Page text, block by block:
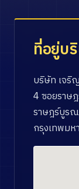
ที่อยู่บ
บริษัท เจริ
4 ซอยราษ
ราษฎร์บูร
กรุงเทพม